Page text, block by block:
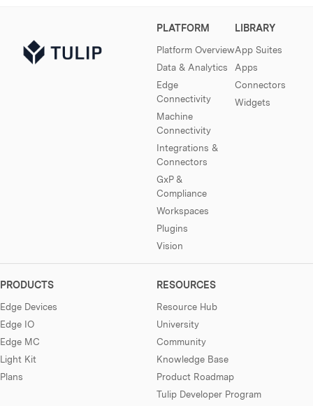
PLATFORM
Platform Overview
Data & Analytics
Edge
Connectivity
Machine
Connectivity
Integrations &
Connectors
GxP &
Compliance
Workspaces
Plugins
Vision
LIBRARY
App Suites
Apps
Connectors
Widgets
PRODUCTS
Edge Devices
Edge IO
Edge MC
Light Kit
Plans
RESOURCES
Resource Hub
University
Community
Knowledge Base
Product Roadmap
Tulip Developer Program